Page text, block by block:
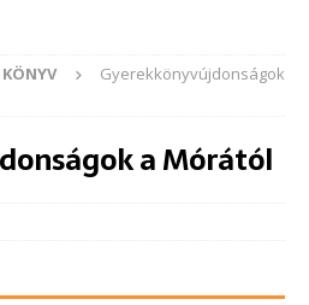
KÖNYV
Gyerekkönyvújdonságok
a Mórától